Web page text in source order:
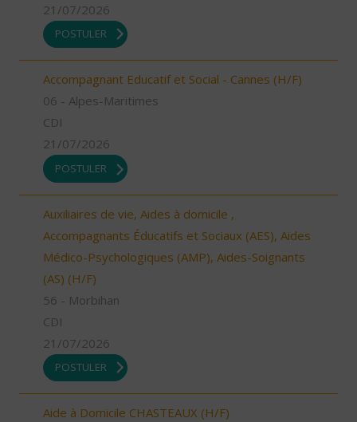
21/07/2026
POSTULER
Accompagnant Educatif et Social - Cannes (H/F)
06 - Alpes-Maritimes
CDI
21/07/2026
POSTULER
Auxiliaires de vie, Aides à domicile ,
Accompagnants Éducatifs et Sociaux (AES), Aides
Médico-Psychologiques (AMP), Aides-Soignants
(AS) (H/F)
56 - Morbihan
CDI
21/07/2026
POSTULER
Aide à Domicile CHASTEAUX (H/F)